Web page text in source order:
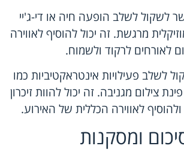
לשקול לשלב הופעה חיה או די-ג'יי
מרגשת. זה יכול להוסיף לאווירה
לאורחים לרקוד ולשמוח.
לשלב פעילויות אינטראקטיביות כמו
צילום מגניבה. זה יכול להוות זיכרון
לאווירה הכללית של האירוע.
ומסקנות